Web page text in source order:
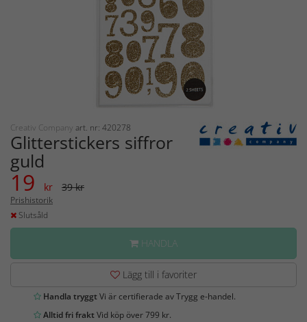
Creativ Company art. nr: 420278
Glitterstickers siffror
guld
19 kr 39 kr
Prishistorik
Slutsåld
HANDLA
Lägg till i favoriter
Handla tryggtVi är certifierade av Trygg e-handel.
Alltid fri fraktVid köp över 799 kr.